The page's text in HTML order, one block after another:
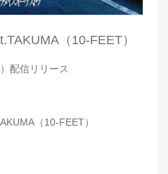
（10-FEET）
配信リリース
（10-FEET）